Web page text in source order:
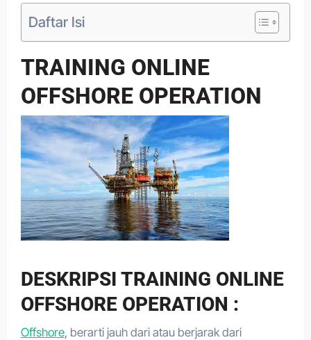
Daftar Isi
TRAINING ONLINE
OFFSHORE OPERATION
DESKRIPSI TRAINING ONLINE
OFFSHORE OPERATION :
Offshore, berarti jauh dari atau berjarak dari